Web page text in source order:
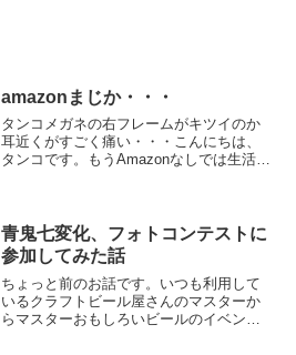
amazonまじか・・・
タンコメガネの右フレームがキツイのか
耳近くがすごく痛い・・・こんにちは、
タンコです。もうAmazonなしでは生活で
版インターネ...
青鬼七変化、フォトコンテストに
参加してみた話
ちょっと前のお話です。いつも利用して
いるクラフトビール屋さんのマスターか
らマスターおもしろいビールのイベント